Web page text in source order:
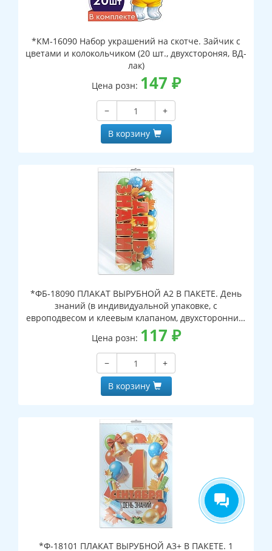
*КМ-16090 Набор украшений на скотче. Зайчик с
цветами и колокольчиком (20 шт., двухстороняя, ВД-
лак)
Цена розн: 147 ₽
−
+
В корзину
*ФБ-18090 ПЛАКАТ ВЫРУБНОЙ А2 В ПАКЕТЕ. День
знаний (в индивидуальной упаковке, с
европодвесом и клеевым клапаном, двухсторонний,
ВД-лак)
Цена розн: 117 ₽
−
+
В корзину
*Ф-18101 ПЛАКАТ ВЫРУБНОЙ А3+ В ПАКЕТЕ. 1